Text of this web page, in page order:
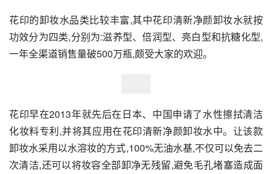
花印的卸妆水品类比较丰富,其中花印清新净颜卸妆水就按
功效分为四类,分别为:滋养型、倍润型、亮白型和抗糖化型,
一年全渠道销售量破500万瓶,颇受大家的欢迎。
花印早在2013年就先后在日本、中国申请了水性擦拭清洁
化妆料专利,并将其应用在花印清新净颜卸妆水中。让该款
卸妆水采用以水溶妆的方式,100%无油水基,不仅可以免去二
次清洁,还可以将妆容全部卸净无残留,避免毛孔堵塞造成面